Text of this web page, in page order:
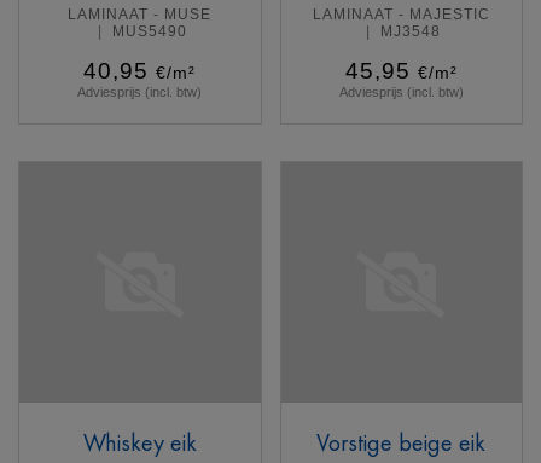
LAMINAAT - MUSE
MUS5490
40,95 €/m²
Adviesprijs (incl. btw)
LAMINAAT - MAJESTIC
MJ3548
45,95 €/m²
Adviesprijs (incl. btw)
Whiskey eik Vorstige beige eik